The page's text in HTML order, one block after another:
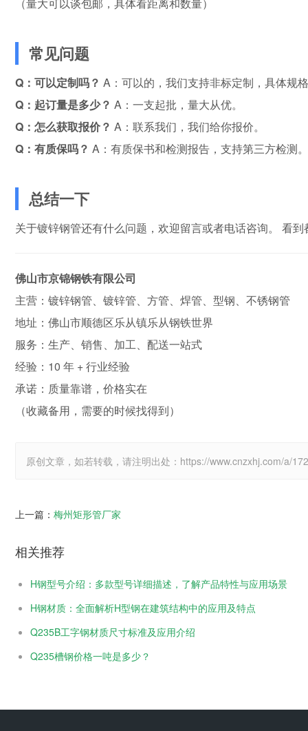
常见问题
Q：可以定制吗？ A：可以的，我们支持非标定制，具体规格
Q：起订量是多少？ A：一支起批，量大从优。
Q：怎么获取报价？ A：联系我们，我们给你报价。
Q：有质保吗？ A：有质保书和检测报告，支持第三方检测。
总结一下
关于镀锌钢管还有什么问题，欢迎留言或者电话咨询。 看到
佛山市京锦钢铁有限公司
主营：镀锌钢管、镀锌管、方管、焊管、型钢、不锈钢管
地址：佛山市顺德区乐从镇乐从钢铁世界
服务：生产、销售、加工、配送一站式
经验：10 年 + 行业经验
承诺：质量靠谱，价格实在
（收藏备用，需要的时候找得到）
原创文章，如若转载，请注明出处：https://www.cnzxhj.com/a/
上一篇： 梅州矩形管厂家
相关推荐
H钢型号介绍：多款型号详细描述，了解产品特性与应用场景
H钢材质：全面解析H型钢在建筑结构中的应用及特点
Q235B工字钢材质尺寸标准及应用介绍
Q235槽钢价格一吨是多少？